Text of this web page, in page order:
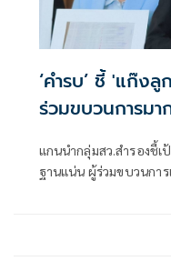
‘คำรบ’ ชี้ 'แก๊ง
ร่วมขบวนการม
แกนนำกลุ่มสว.สำรองชี้เ
ฐานแน่น ผู้ร่วมขบวนกา